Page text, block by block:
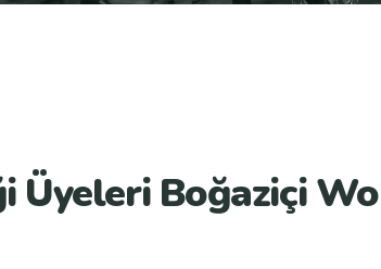
Üyeleri Boğaziçi